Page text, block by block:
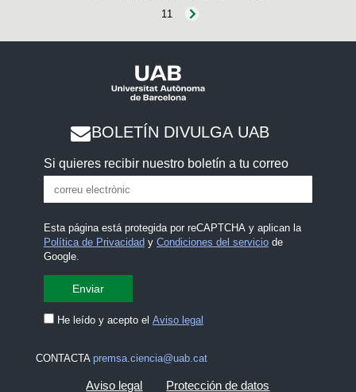
11
BOLETÍN DIVULGA UAB
Si quieres recibir nuestro boletín a tu correo
Esta página está protegida por reCAPTCHA y aplican la
Política de Privacidad y Condiciones del serviciode
Google.
He leído y acepto el Aviso legal
CONTACTA premsa.ciencia@uab.cat
Aviso legal Protección de datos